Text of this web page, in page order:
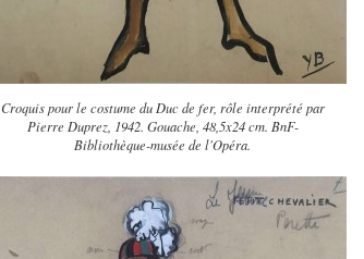
Croquis pour le costume du Duc de fer, rôle interprété par
Pierre Duprez, 1942. Gouache, 48,5x24 cm. BnF-
Bibliothèque-musée de l'Opéra.